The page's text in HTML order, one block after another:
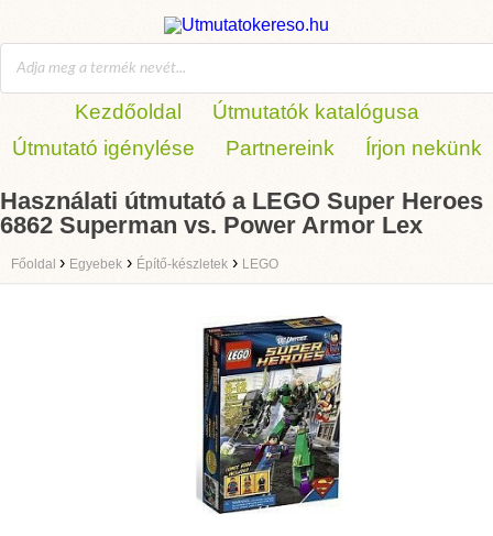
Kezdőoldal
Útmutatók katalógusa
Útmutató igénylése
Partnereink Írjon nekünk
Használati útmutató a LEGO Super Heroes
6862 Superman vs. Power Armor Lex
Főoldal › Egyebek › Építő-készletek › LEGO